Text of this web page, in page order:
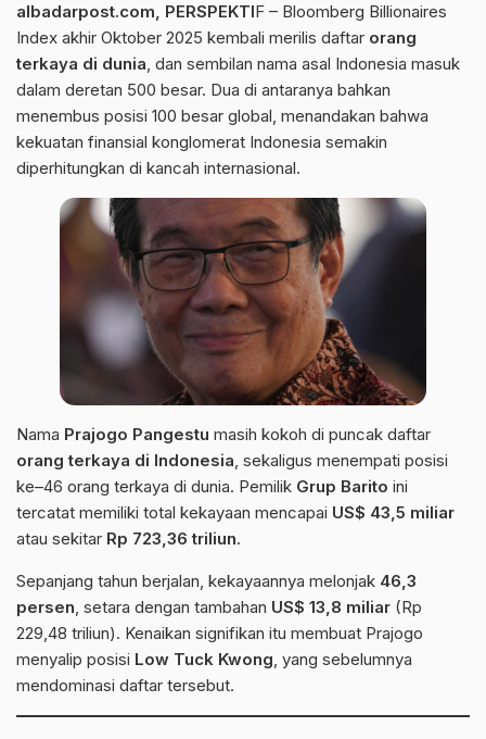
albadarpost.com, PERSPEKTIF – Bloomberg Billionaires
Index akhir Oktober 2025 kembali merilis daftar orang
terkaya di dunia, dan sembilan nama asal Indonesia masuk
dalam deretan 500 besar. Dua di antaranya bahkan
menembus posisi 100 besar global, menandakan bahwa
kekuatan finansial konglomerat Indonesia semakin
diperhitungkan di kancah internasional.
Nama Prajogo Pangestu masih kokoh di puncak daftar
orang terkaya di Indonesia , sekaligus menempati posisi
ke–46 orang terkaya di dunia. Pemilik Grup Barito ini
tercatat memiliki total kekayaan mencapai US$ 43,5 miliar
atau sekitar Rp 723,36 triliun.
Sepanjang tahun berjalan, kekayaannya melonjak 46,3
persen , setara dengan tambahan US$ 13,8 miliar (Rp
229,48 triliun). Kenaikan signifikan itu membuat Prajogo
menyalip posisi Low Tuck Kwong , yang sebelumnya
mendominasi daftar tersebut.